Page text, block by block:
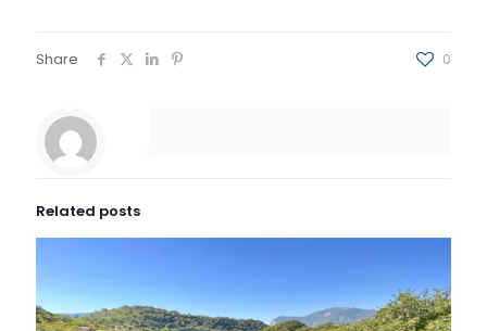
Share 0
Related posts